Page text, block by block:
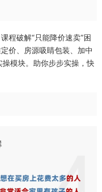
程破解“只能降价速卖”困
价、房源吸睛包装、加中
模块。助你步步实操，快